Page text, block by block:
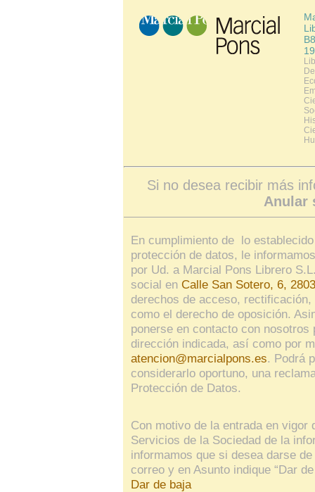
Si no desea recibir más
Anular
En cumplimiento de lo
protección de datos, le
por Ud. a Marcial Pons Librero
social en Calle San Sotero, 6,
derechos de acceso,
como el derecho de oposición.
ponerse en contacto con
dirección indicada, así como por
atencion@marcialpons.es. Podrá
considerarlo oportuno, una
Protección de Datos.
Con motivo de la entrada en vigor
Servicios de la Sociedad de la
informamos que si desea darse
correo y en Asunto indique “Dar
Dar de baja